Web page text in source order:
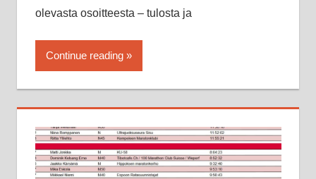
olevasta osoitteesta – tulosta ja
Continue reading